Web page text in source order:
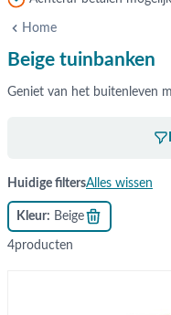
Home
Beige tuinbanken
Geniet van het buitenleven
Huidige filtersAlles wissen
Kleur Beige
4producten